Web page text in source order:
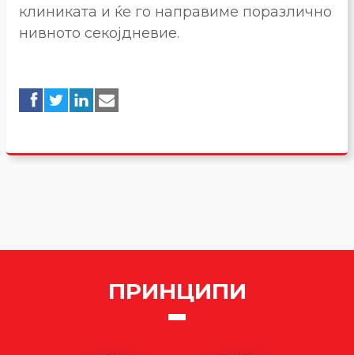
клиниката и ќе го направиме поразлично
нивното секојдневие.
ПРИНЦИПИ